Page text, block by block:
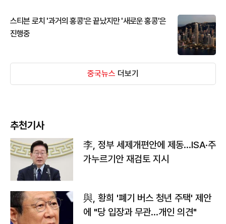
스티븐 로치 '과거의 홍콩'은 끝났지만 '새로운 홍콩'은
진행중
중국뉴스 더보기
추천기사
李, 정부 세제개편안에 제동…ISA·주
가누르기안 재검토 지시
與, 황희 '폐기 버스 청년 주택' 제안
에 "당 입장과 무관…개인 의견"